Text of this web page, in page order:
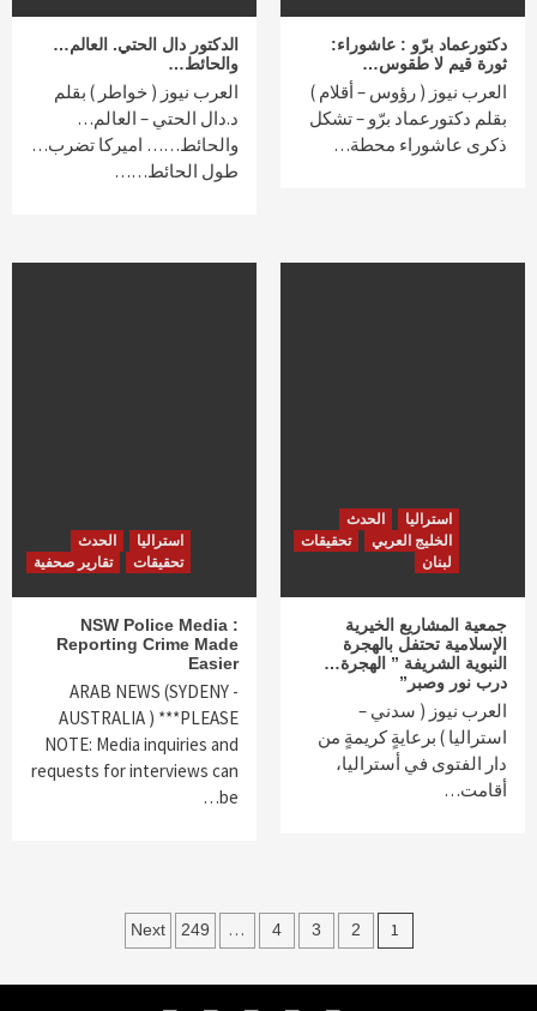
دكتورعماد برّو : عاشوراء:
ثورة قيم لا طقوس…
العرب نيوز ( رؤوس – أقلام )
بقلم دكتورعماد برّو – تشكل
ذكرى عاشوراء محطة…
الدكتور دال الحتي. العالم…
والحائط…
العرب نيوز ( خواطر ) بقلم
د.دال الحتي – العالم…
والحائط…… اميركا تضرب…
طول الحائط……
استراليا
الحدث
الخليج العربي
تحقيقات
لبنان
جمعية المشاريع الخيرية
الإسلامية تحتفل بالهجرة
النبوية الشريفة ” الهجرة…
درب نور وصبر”
العرب نيوز ( سدني –
استراليا ) برعايةٍ كريمةٍ من
دار الفتوى في أستراليا،
أقامت…
استراليا
الحدث
تحقيقات
تقارير صحفية
NSW Police Media :
Reporting Crime Made
Easier
ARAB NEWS (SYDENY -
AUSTRALIA ) ***PLEASE
NOTE: Media inquiries and
requests for interviews can
be…
Posts
1
2
3
4
…
249
Next